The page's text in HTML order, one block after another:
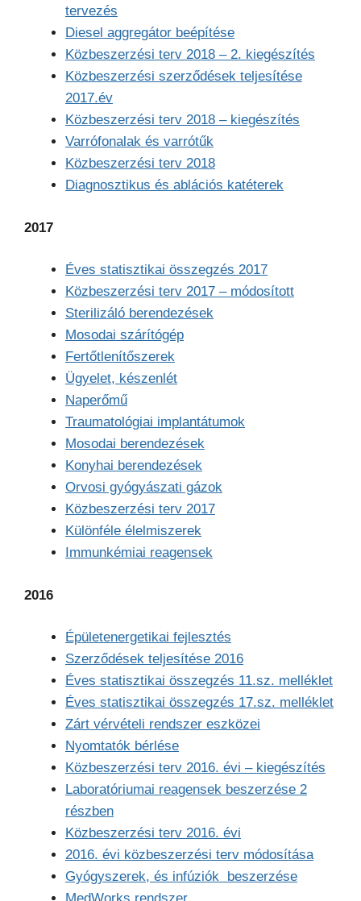
tervezés
Diesel aggregátor beépítése
Közbeszerzési terv 2018 – 2. kiegészítés
Közbeszerzési szerződések teljesítése
2017.év
Közbeszerzési terv 2018 – kiegészítés
Varrófonalak és varrótűk
Közbeszerzési terv 2018
Diagnosztikus és ablációs katéterek
2017
Éves statisztikai összegzés 2017
Közbeszerzési terv 2017 – módosított
Sterilizáló berendezések
Mosodai szárítógép
Fertőtlenítőszerek
Ügyelet, készenlét
Naperőmű
Traumatológiai implantátumok
Mosodai berendezések
Konyhai berendezések
Orvosi gyógyászati gázok
Közbeszerzési terv 2017
Különféle élelmiszerek
Immunkémiai reagensek
2016
Épületenergetikai fejlesztés
Szerződések teljesítése 2016
Éves statisztikai összegzés 11.sz. melléklet
Éves statisztikai összegzés 17.sz. melléklet
Zárt vérvételi rendszer eszközei
Nyomtatók bérlése
Közbeszerzési terv 2016. évi – kiegészítés
Laboratóriumai reagensek beszerzése 2
részben
Közbeszerzési terv 2016. évi
2016. évi közbeszerzési terv módosítása
Gyógyszerek, és infúziók beszerzése